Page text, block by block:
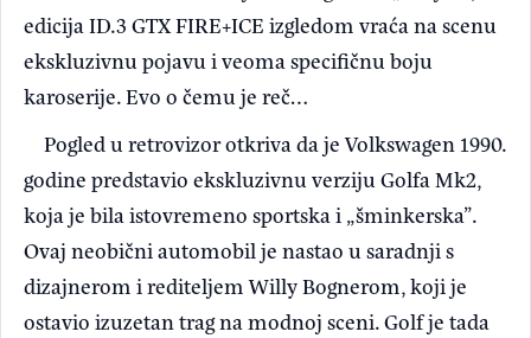
edicija ID.3 GTX FIRE+ICE izgledom vraća na scenu
ekskluzivnu pojavu i veoma specifičnu boju
karoserije. Evo o čemu je reč…
Pogled u retrovizor otkriva da je Volkswagen 1990.
godine predstavio ekskluzivnu verziju Golfa Mk2,
koja je bila istovremeno sportska i „šminkerska”.
Ovaj neobični automobil je nastao u saradnji s
dizajnerom i rediteljem Willy Bognerom, koji je
ostavio izuzetan trag na modnoj sceni. Golf je tada